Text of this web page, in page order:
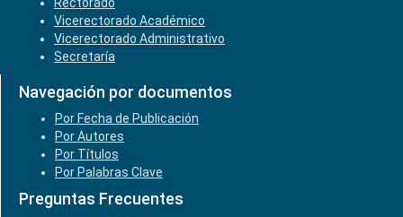
Vicerectorado Académico
Vicerectorado Administrativo
Secretaría
Navegación por documentos
Por Fecha de Publicación
Por Autores
Por Títulos
Por Palabras Clave
Preguntas Frecuentes